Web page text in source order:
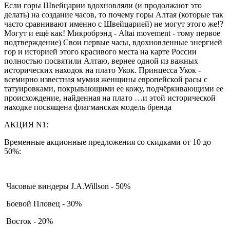
Если горы Швейцарии вдохновляли (и продолжают это
делать) на создание часов, то почему горы Алтая (которые так
часто сравнивают именно с Швейцарией) не могут этого же!?
Могут и ещё как! Микробрэнд - Altai movement - тому первое
подтверждение) Свои первые часы, вдохновленные энергией
гор и историей этого красивого места на карте России
полностью посвятили Алтаю, вернее одной из важных
исторических находок на плато Укок. Принцесса Укок -
всемирно известная мумия женщины европейской расы с
татуировками, покрывающими ее кожу, подчёркивающими ее
происхождение, найденная на плато …и этой исторической
находке посвящена флагманская модель бренда
АКЦИЯ N1:
Временные акционные предложения со скидками от 10 до
50%:
Часовые виндеры J.A.Willson - 50%
Боевой Пловец - 30%
Восток - 20%